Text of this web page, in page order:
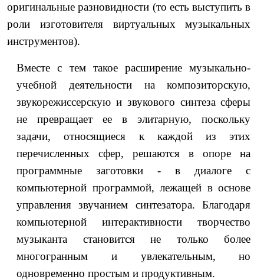
оригинальные разновидности (то есть выступить в
роли изготовителя виртуальных музыкальных
инструментов).
Вместе с тем такое расширение музыкально-
учебной деятельности на композиторскую,
звукорежиссерскую и звукового синтеза сферы
не превращает ее в элитарную, поскольку
задачи, относящиеся к каждой из этих
перечисленных сфер, решаются в опоре на
программные заготовки - в диалоге с
компьютерной программой, лежащей в основе
управления звучанием синтезатора. Благодаря
компьютерной интерактивности творчество
музыканта становится не только более
многогранным и увлекательным, но
одновременно простым и продуктивным.